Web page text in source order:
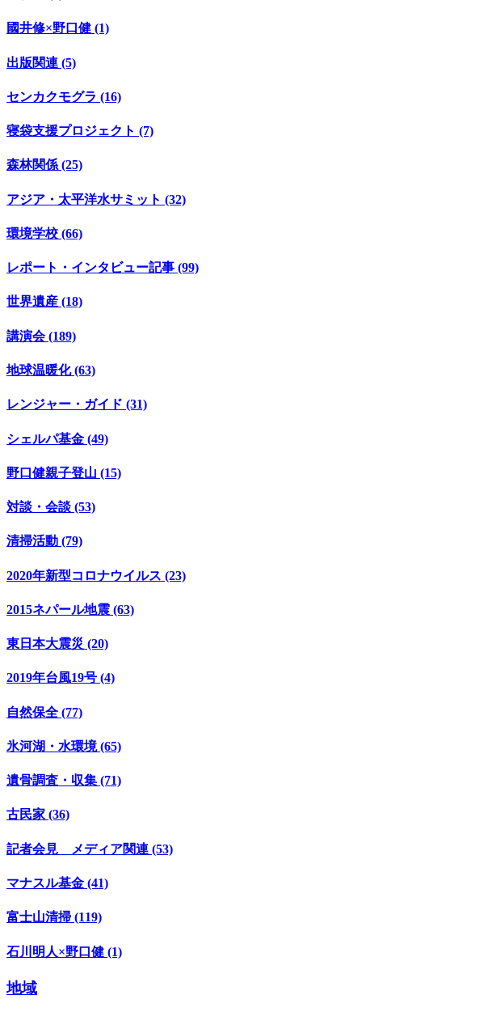
國井修×野口健 (1)
出版関連 (5)
センカクモグラ (16)
寝袋支援プロジェクト (7)
森林関係 (25)
アジア・太平洋水サミット (32)
環境学校 (66)
レポート・インタビュー記事 (99)
世界遺産 (18)
講演会 (189)
地球温暖化 (63)
レンジャー・ガイド (31)
シェルパ基金 (49)
野口健親子登山 (15)
対談・会談 (53)
清掃活動 (79)
2020年新型コロナウイルス (23)
2015ネパール地震 (63)
東日本大震災 (20)
2019年台風19号 (4)
自然保全 (77)
氷河湖・水環境 (65)
遺骨調査・収集 (71)
古民家 (36)
記者会見 メディア関連 (53)
マナスル基金 (41)
富士山清掃 (119)
石川明人×野口健 (1)
地域